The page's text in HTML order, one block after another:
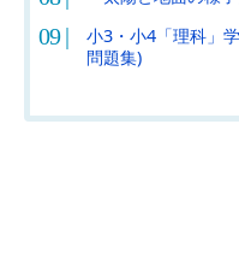
小3・小4「理科」
問題集)